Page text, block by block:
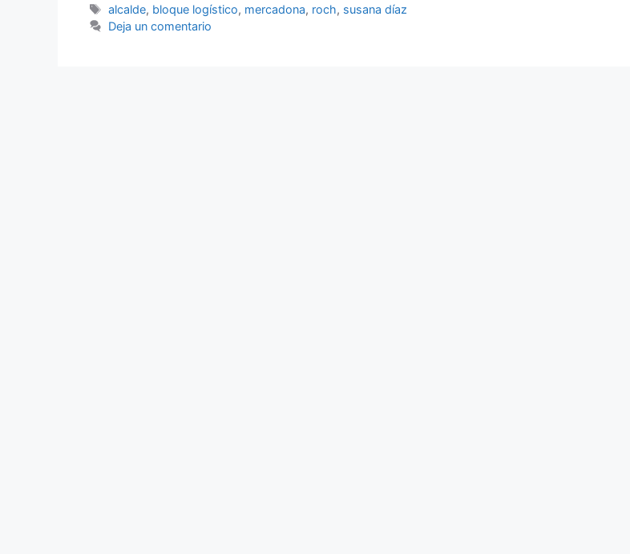
Etiquetas
alcalde, bloque logístico, mercadona, roch, susana díaz
Deja un comentario